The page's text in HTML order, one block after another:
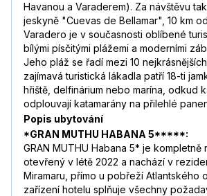
Havanou a Varaderem). Za návštěvu
jeskyně "Cuevas de Bellamar", 10 km
Varadero je v současnosti oblíbené
bílými písčitými plážemi a moderními
Jeho pláž se řadí mezi 10
zajímavá turistická lákadla patří 18-ti
hřiště, delfinárium nebo marína, odkud
odplouvají katamarány na přilehlé
Popis ubytování
*GRAN MUTHU HABANA 5*****:
GRAN MUTHU Habana 5* je kompletně
otevřený v létě 2022 a nachází v
Miramaru, přímo u pobřeží Atlantského
zařízení hotelu splňuje všechny